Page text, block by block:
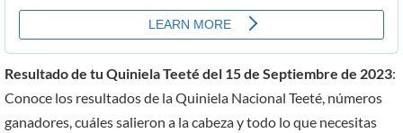
Resultado de tu Quiniela Teeté del 15 de Septiembre de 2023:
Conoce los resultados de la Quiniela Nacional Teeté, números
ganadores, cuáles salieron a la cabeza y todo lo que necesitas